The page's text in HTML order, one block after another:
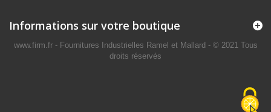
Informations sur votre boutique
www.firm.fr - Fournitures Industrielles Ramel et Mallard - © 2021 Tous
droits réservés